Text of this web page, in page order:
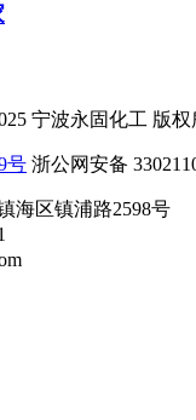
宁波永固化工 版
号 浙公网安备
海区镇浦路2598号